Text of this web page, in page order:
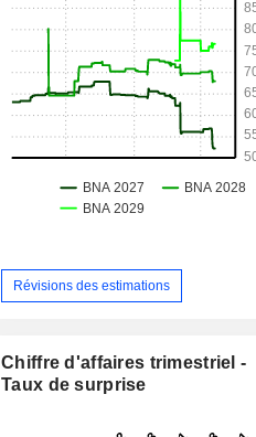
Révisions des estimations
Chiffre d'affaires trimestriel -
Taux de surprise